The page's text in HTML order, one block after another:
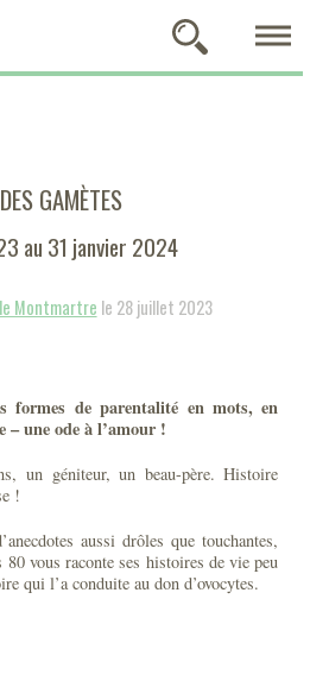
GAMÈTES
au 31 janvier 2024
Montmartre le 28 juillet 2023
formes de parentalité en mots, en
– une ode à l’amour !
un géniteur, un beau-père. Histoire
!
aussi drôles que touchantes,
80 vous raconte ses histoires de vie peu
qui l’a conduite au don d’ovocytes.